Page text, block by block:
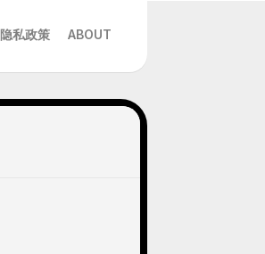
隐私政策 ABOUT